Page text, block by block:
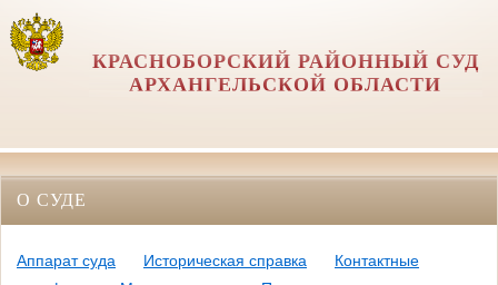
КРАСНОБОРСКИЙ РАЙОННЫЙ СУД
АРХАНГЕЛЬСКОЙ ОБЛАСТИ
О СУДЕ
Аппарат суда Историческая справка
Контактные